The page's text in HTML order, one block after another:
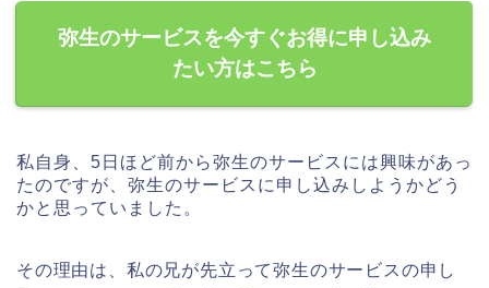
弥生のサービスを今すぐお得に申し込み
たい方はこちら
私自身、5日ほど前から弥生のサービスには興味があっ
たのですが、弥生のサービスに申し込みしようかどう
かと思っていました。
その理由は、私の兄が先立って弥生のサービスの申し